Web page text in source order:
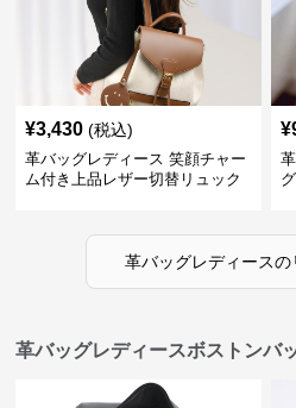
¥3,430 (税込)
革バッグレディース 笑顔チャー
ム付き上品レザー切替リュック
¥
革バッグレディースの
革バッグレディースボストンバ